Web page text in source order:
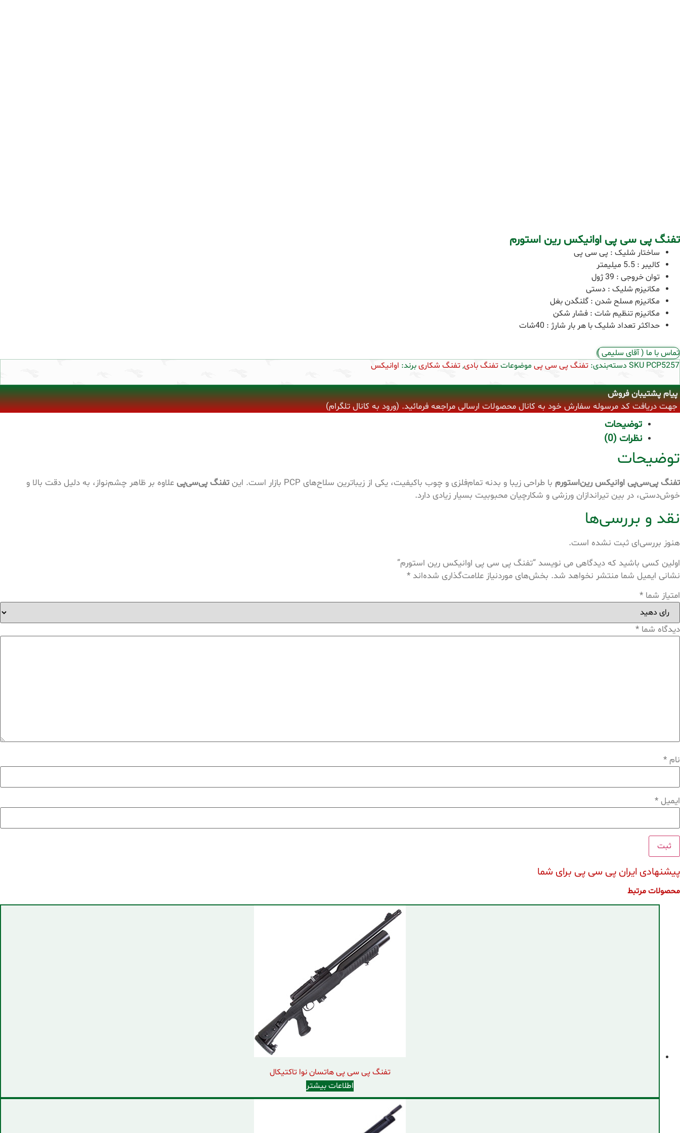
تفنگ پی سی پی اوانیکس رین استورم
ساختار شلیک : پی سی پی
کالیبر : 5.5 میلیمتر
توان خروجی : 39 ژول
مکانیزم شلیک : دستی
مکانیزم مسلح شدن : گلنگدن بغل
مکانیزم تنظیم شات : فشار شکن
حداکثر تعداد شلیک با هر بار شارژ : 40شات
تماس با ما ( آقای سلیمی )
SKU PCP5257 دسته‌بندی: تفنگ پی سی پی موضوعاتتفنگ بادی,تفنگ شکاریبرند: اوانیکس
پیام پشتیبان فروش
جهت دریافت کد مرسوله سفارش خود به کانال محصولات ارسالی مراجعه فرمائید. (ورود به کانال تلگرام)
توضیحات
نظرات (0)
توضیحات
تفنگ پی‌سی‌پی اوانیکس رین‌استورم با طراحی زیبا و بدنه تمام‌فلزی و چوب باکیفیت، یکی از زیباترین سلاح‌های PCP بازار است. این تفنگ پی‌سی‌پی علاوه بر ظاهر چشم‌نواز، به دلیل دقت بالا و
خوش‌دستی، در بین تیراندازان ورزشی و شکارچیان محبوبیت بسیار زیادی دارد.
نقد و بررسی‌ها
هنوز بررسی‌ای ثبت نشده است.
اولین کسی باشید که دیدگاهی می نویسد “تفنگ پی سی پی اوانیکس رین استورم”
نشانی ایمیل شما منتشر نخواهد شد. بخش‌های موردنیاز علامت‌گذاری شده‌اند *
امتیاز شما *
دیدگاه شما *
نام *
ایمیل *
پیشنهادی ایران پی سی پی برای شما
محصولات مرتبط
تفنگ پی سی پی هاتسان نوا تاکتیکال
اطلاعات بیشتر